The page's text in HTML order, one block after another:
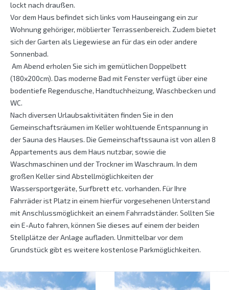
lockt nach draußen.
Vor dem Haus befindet sich links vom Hauseingang ein zur
Wohnung gehöriger, möblierter Terrassenbereich. Zudem bietet
sich der Garten als Liegewiese an für das ein oder andere
Sonnenbad.
Am Abend erholen Sie sich im gemütlichen Doppelbett
(180x200cm). Das moderne Bad mit Fenster verfügt über eine
bodentiefe Regendusche, Handtuchheizung, Waschbecken und
WC.
Nach diversen Urlaubsaktivitäten finden Sie in den
Gemeinschaftsräumen im Keller wohltuende Entspannung in
der Sauna des Hauses. Die Gemeinschaftssauna ist von allen 8
Appartements aus dem Haus nutzbar, sowie die
Waschmaschinen und der Trockner im Waschraum. In dem
großen Keller sind Abstellmöglichkeiten der
Wassersportgeräte, Surfbrett etc. vorhanden. Für Ihre
Fahrräder ist Platz in einem hierfür vorgesehenen Unterstand
mit Anschlussmöglichkeit an einem Fahrradständer. Sollten Sie
ein E-Auto fahren, können Sie dieses auf einem der beiden
Stellplätze der Anlage aufladen. Unmittelbar vor dem
Grundstück gibt es weitere kostenlose Parkmöglichkeiten.